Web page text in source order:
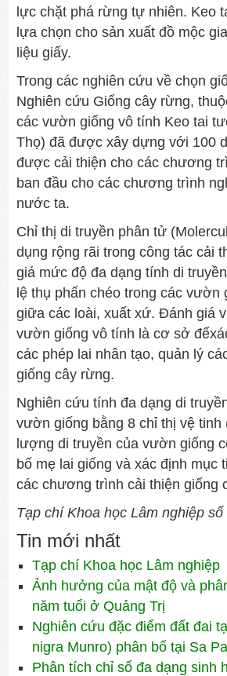
lực chặt phá rừng tự nhiên. Keo
lựa chọn cho sản xuất đồ mộc
liệu giấy.
Trong các nghiên cứu về chọn
Nghiên cứu Giống cây rừng,
các vườn giống vô tính Keo tai
Thọ) đã được xây dựng với 100
được cải thiện cho các chương
ban đầu cho các chương trình
nước ta.
Chỉ thị di truyền phân tử
dụng rộng rãi trong công tác cải
giá mức độ đa dạng tính di
lệ thụ phấn chéo trong các
giữa các loài, xuất xứ. Đánh giá
vườn giống vô tính là cơ sở
các phép lai nhân tạo, quản lý
giống cây rừng.
Nghiên cứu tính đa dạng di
vườn giống bằng 8 chỉ thị vệ
lượng di truyền của vườn giống
bố mẹ lai giống và xác định mục
các chương trình cải thiện giống
Tạp chí Khoa học Lâm nghiệp
Tin mới nhất
Tạp chí Khoa học Lâm nghiệp
Ảnh hưởng của mật độ và
năm tuổi ở Quảng Trị
Nghiên cứu đặc điểm đất đai
nigra Munro) phân bố tại Sa
Phân tích chỉ số đa dạng sinh